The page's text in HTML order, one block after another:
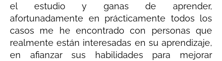
el estudio y ganas de aprender,
afortunadamente en prácticamente todos los
casos me he encontrado con personas que
realmente están interesadas en su aprendizaje,
en afianzar sus habilidades para mejorar